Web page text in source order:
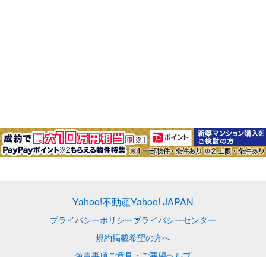
Yahoo!不動産Yahoo! JAPAN
プライバシーポリシープライバシーセンター
規約掲載希望の方へ